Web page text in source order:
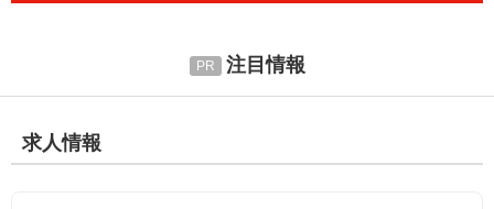
注目情報
求人情報